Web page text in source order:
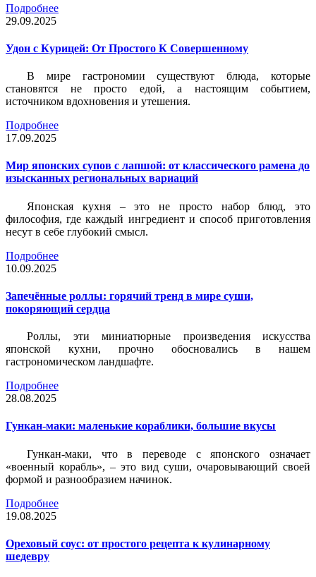
Подробнее
29.09.2025
Удон с Курицей: От Простого К Совершенному
В мире гастрономии существуют блюда, которые
становятся не просто едой, а настоящим событием,
источником вдохновения и утешения.
Подробнее
17.09.2025
Мир японских супов с лапшой: от классического рамена до
изысканных региональных вариаций
Японская кухня – это не просто набор блюд, это
философия, где каждый ингредиент и способ приготовления
несут в себе глубокий смысл.
Подробнее
10.09.2025
Запечённые роллы: горячий тренд в мире суши,
покоряющий сердца
Роллы, эти миниатюрные произведения искусства
японской кухни, прочно обосновались в нашем
гастрономическом ландшафте.
Подробнее
28.08.2025
Гункан-маки: маленькие кораблики, большие вкусы
Гункан-маки, что в переводе с японского означает
«военный корабль», – это вид суши, очаровывающий своей
формой и разнообразием начинок.
Подробнее
19.08.2025
Ореховый соус: от простого рецепта к кулинарному
шедевру